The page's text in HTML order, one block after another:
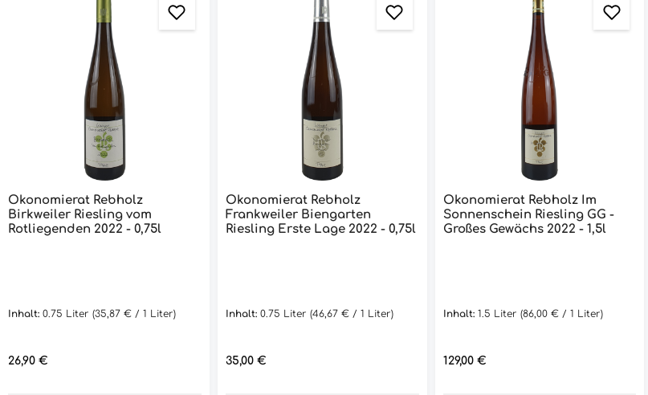
Ökonomierat Rebholz
Birkweiler Riesling vom
Rotliegenden 2022 - 0,75l
Inhalt:0.75 Liter(35,87 € / 1 Liter)
Regulärer Preis:
26,90 €
Ökonomierat Rebholz
Frankweiler Biengarten
Riesling Erste Lage 2022 - 0,75l
Inhalt: 0.75 Liter (46,67 € / 1 Liter)
Regulärer Preis:
35,00 €
Ökonomierat Rebholz Im
Sonnenschein Riesling GG -
Großes Gewächs 2022 - 1,5l
Inhalt: 1.5 Liter (86,00 € / 1 Liter)
Regulärer Preis:
129,00 €